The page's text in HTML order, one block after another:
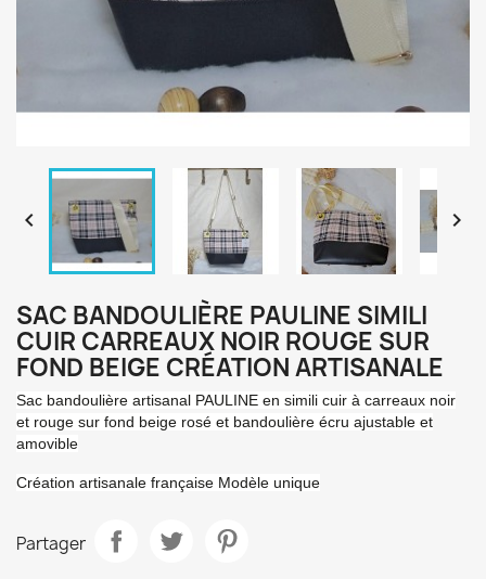
 
SAC BANDOULIÈRE PAULINE SIMILI
CUIR CARREAUX NOIR ROUGE SUR
FOND BEIGE CRÉATION ARTISANALE
Sac bandoulière artisanal PAULINE en simili cuir à carreaux noir
et rouge sur fond beige rosé et bandoulière écru ajustable et
amovible
Création artisanale française Modèle unique
Partager